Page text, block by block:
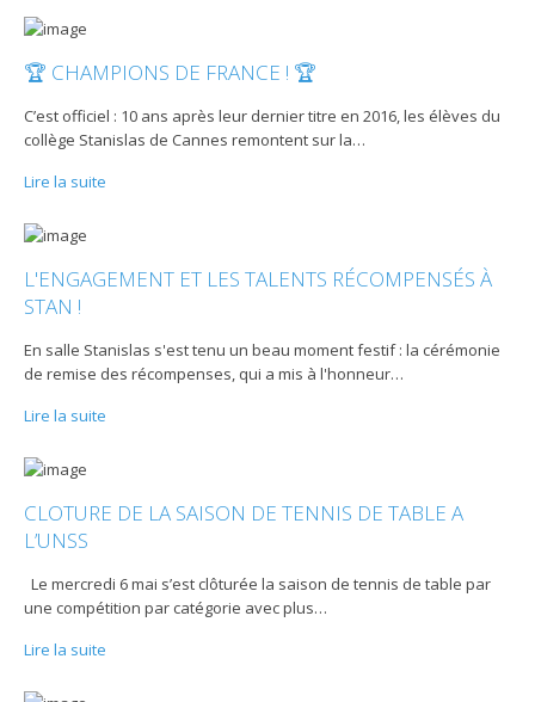
🏆 CHAMPIONS DE FRANCE ! 🏆
C’est officiel : 10 ans après leur dernier titre en 2016, les élèves du
collège Stanislas de Cannes remontent sur la…
Lire la suite
L'ENGAGEMENT ET LES TALENTS RÉCOMPENSÉS À
STAN !
En salle Stanislas s'est tenu un beau moment festif : la cérémonie
de remise des récompenses, qui a mis à l'honneur…
Lire la suite
CLOTURE DE LA SAISON DE TENNIS DE TABLE A
L’UNSS
Le mercredi 6 mai s’est clôturée la saison de tennis de table par
une compétition par catégorie avec plus…
Lire la suite